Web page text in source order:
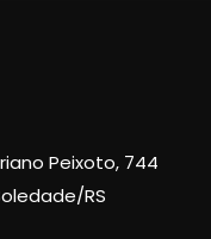
Peixoto, 744
RS